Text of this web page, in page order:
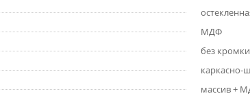
МДФ
без кромки
каркасно-
массив +